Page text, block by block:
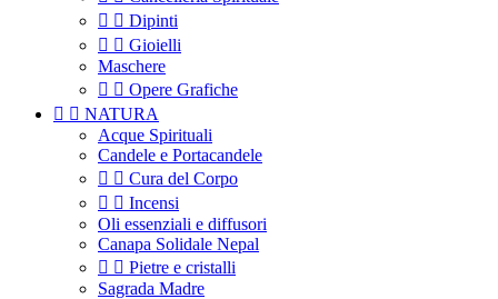
  Dipinti
  Gioielli
Maschere
  Opere Grafiche
  NATURA
Acque Spirituali
Candele e Portacandele
  Cura del Corpo
  Incensi
Oli essenziali e diffusori
Canapa Solidale Nepal
  Pietre e cristalli
Sagrada Madre